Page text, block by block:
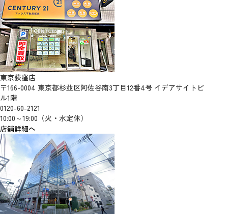
東京荻窪店
〒166-0004 東京都杉並区阿佐谷南3丁目12番4号 イデアサイトビ
ル1階
0120-60-2121
10:00～19:00（火・水定休）
店舗詳細へ